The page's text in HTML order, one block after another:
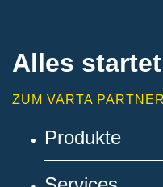
Alles
ZUM VARTA
Produkte